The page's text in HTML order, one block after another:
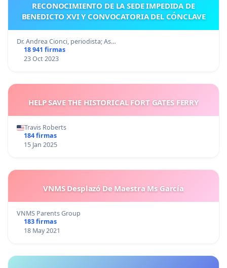
RECONOCIMIENTO DE LA SEDE IMPEDIDA DE
BENEDICTO XVI Y CONVOCATORIA DEL CÓNCLAVE
Dr. Andrea Cionci, periodista; As…
18 941 firmas
23 Oct 2023
HELP SAVE THE HISTORICAL FORT GATES FERRY
Travis Roberts
184 firmas
15 Jan 2025
VNMS Desplazó De Maestra Ms García
VNMS Parents Group
183 firmas
18 May 2021